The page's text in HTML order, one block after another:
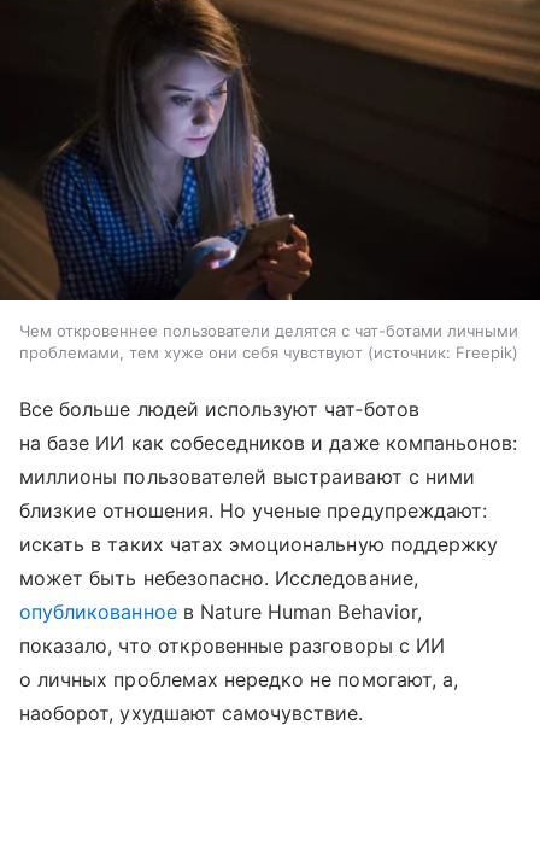
Чем откровеннее пользователи делятся с чат-ботами личными
проблемами, тем хуже они себя чувствуют
источник: Freepik
Все больше людей используют чат‑ботов
на базе ИИ как собеседников и даже компаньонов:
миллионы пользователей выстраивают с ними
близкие отношения. Но ученые предупреждают:
искать в таких чатах эмоциональную поддержку
может быть небезопасно. Исследование,
опубликованноев Nature Human Behavior,
показало, что откровенные разговоры с ИИ
о личных проблемах нередко не помогают, а,
наоборот, ухудшают самочувствие.